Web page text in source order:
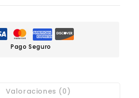
Pago Seguro
Valoraciones (0)